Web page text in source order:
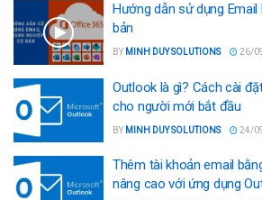
Hướng dẫn sử dụng
bản
BY MINH DUY SOLUTIONS 26/
Outlook là gì? Cách cài
cho người mới bắt đầu
BY MINH DUY SOLUTIONS 24/
Thêm tài khoản email
nâng cao với ứng dụng